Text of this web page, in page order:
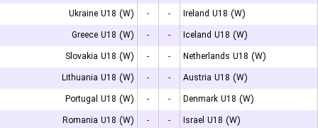
Ukraine U18 (W)
- -
Ireland U18 (W)
Greece U18 (W)
- -
Iceland U18 (W)
Slovakia U18 (W)
- -
Netherlands U18 (W)
Lithuania U18 (W)
- -
Austria U18 (W)
Portugal U18 (W)
- -
Denmark U18 (W)
Romania U18 (W)
- - Israel U18 (W)